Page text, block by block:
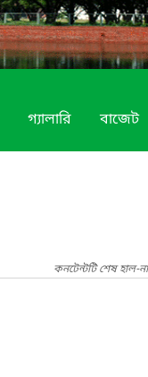
গ্যালারি বাজেট
কনটেন্টটি শেষ হাল-